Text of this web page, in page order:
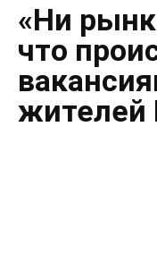
«Ни
что
жителей